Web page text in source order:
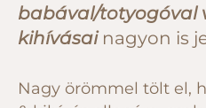
babával/totyogóval
kihívásai nagyon is
Nagy örömmel tölt el,